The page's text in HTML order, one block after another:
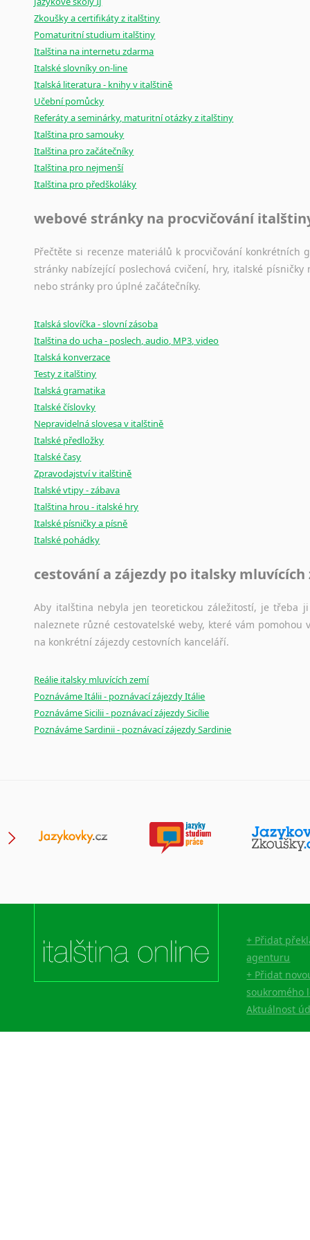
poradny a pravidla
Zkoušky a certifikáty z italštiny
Pomaturitní studium italštiny
Italština na internetu zdarma
Italské slovníky on-line
Italská literatura - knihy v italštině
Učební pomůcky
Referáty a seminárky, maturitní otázky z italštiny
Italština pro samouky
Italština pro začátečníky
Italština pro nejmenší
Italština pro předškoláky
webové stránky na procvičování
Přečtěte si recenze materiálů k procvičování
stránky nabízející poslechová cvičení, hry, italské
nebo stránky pro úplné začátečníky.
Italská slovíčka - slovní zásoba
Italština do ucha - poslech, audio, MP3, video
Italská konverzace
Testy z italštiny
Italská gramatika
Italské číslovky
Nepravidelná slovesa v italštině
Italské předložky
Italské časy
Zpravodajství v italštině
Italské vtipy - zábava
Italština hrou - italské hry
Italské písničky a písně
Italské pohádky
cestování a zájezdy po italsky mluvících
Aby italština nebyla jen teoretickou záležitostí, je třeba
naleznete různé cestovatelské weby, které vám
na konkrétní zájezdy cestovních kanceláří.
Reálie italsky mluvících zemí
Poznáváme Itálii - poznávací zájezdy Itálie
Poznáváme Sicilii - poznávací zájezdy Sicílie
Poznáváme Sardinii - poznávací zájezdy Sardinie
+ Přidat
agenturu
+ Přidat
soukromého
Aktuálnost